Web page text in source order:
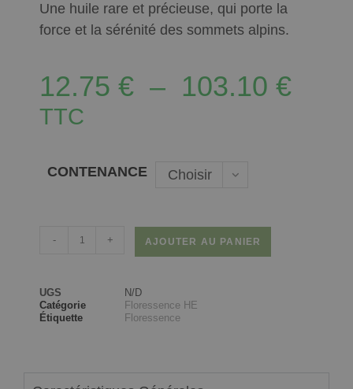
Une huile rare et précieuse, qui porte la
force et la sérénité des sommets alpins.
12.75 € – 103.10 €
TTC
CONTENANCE
Choisir
option
- + AJOUTER AU PANIER
UGS
N/D
Catégorie
Floressence HE
Étiquette
Floressence